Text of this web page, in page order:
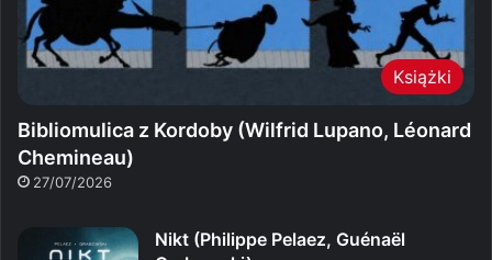
Książki
Bibliomulica z Kordoby (Wilfrid Lupano, Léonard
Chemineau)
27/07/2026
Nikt (Philippe Pelaez, Guénaël